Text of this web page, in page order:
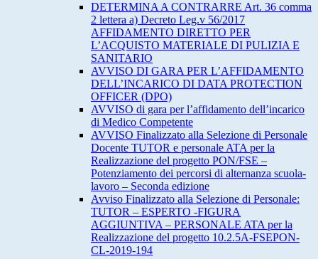
DETERMINA A CONTRARRE Art. 36 comma
2 lettera a) Decreto Leg.v 56/2017
AFFIDAMENTO DIRETTO PER
L’ACQUISTO MATERIALE DI PULIZIA E
SANITARIO
AVVISO DI GARA PER L’AFFIDAMENTO
DELL’INCARICO DI DATA PROTECTION
OFFICER (DPO)
AVVISO di gara per l’affidamento dell’incarico
di Medico Competente
AVVISO Finalizzato alla Selezione di Personale
Docente TUTOR e personale ATA per la
Realizzazione del progetto PON/FSE –
Potenziamento dei percorsi di alternanza scuola-
lavoro – Seconda edizione
Avviso Finalizzato alla Selezione di Personale:
TUTOR – ESPERTO -FIGURA
AGGIUNTIVA – PERSONALE ATA per la
Realizzazione del progetto 10.2.5A-FSEPON-
CL-2019-194